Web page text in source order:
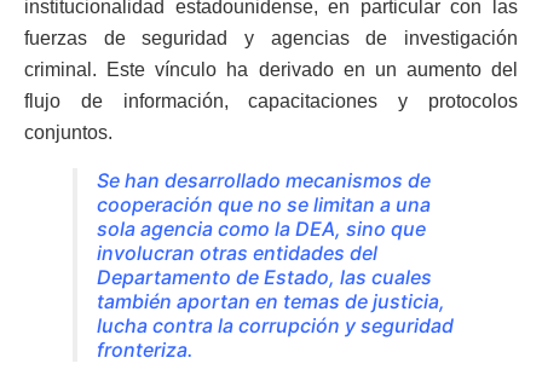
institucionalidad estadounidense, en particular con las
fuerzas de seguridad y agencias de investigación
criminal. Este vínculo ha derivado en un aumento del
flujo de información, capacitaciones y protocolos
conjuntos.
Se han desarrollado mecanismos de
cooperación que no se limitan a una
sola agencia como la DEA, sino que
involucran otras entidades del
Departamento de Estado, las cuales
también aportan en temas de justicia,
lucha contra la corrupción y seguridad
fronteriza.